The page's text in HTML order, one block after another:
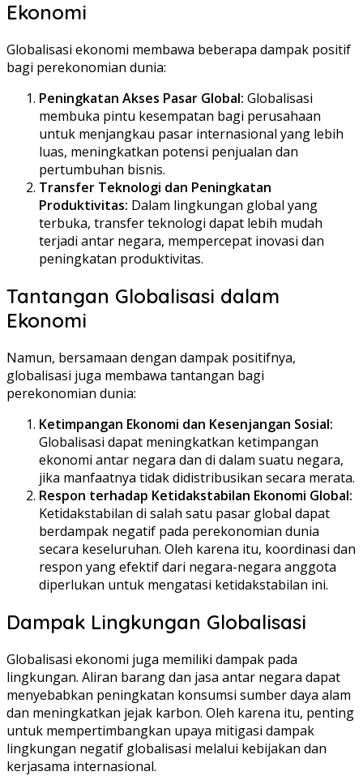
Ekonomi
Globalisasi ekonomi membawa beberapa dampak positif
bagi perekonomian dunia:
Peningkatan Akses Pasar Global: Globalisasi
membuka pintu kesempatan bagi perusahaan
untuk menjangkau pasar internasional yang lebih
luas, meningkatkan potensi penjualan dan
pertumbuhan bisnis.
Transfer Teknologi dan Peningkatan
Produktivitas: Dalam lingkungan global yang
terbuka, transfer teknologi dapat lebih mudah
terjadi antar negara, mempercepat inovasi dan
peningkatan produktivitas.
Tantangan Globalisasi dalam
Ekonomi
Namun, bersamaan dengan dampak positifnya,
globalisasi juga membawa tantangan bagi
perekonomian dunia:
Ketimpangan Ekonomi dan Kesenjangan Sosial:
Globalisasi dapat meningkatkan ketimpangan
ekonomi antar negara dan di dalam suatu negara,
jika manfaatnya tidak didistribusikan secara merata.
Respon terhadap Ketidakstabilan Ekonomi Global:
Ketidakstabilan di salah satu pasar global dapat
berdampak negatif pada perekonomian dunia
secara keseluruhan. Oleh karena itu, koordinasi dan
respon yang efektif dari negara-negara anggota
diperlukan untuk mengatasi ketidakstabilan ini.
Dampak Lingkungan Globalisasi
Globalisasi ekonomi juga memiliki dampak pada
lingkungan. Aliran barang dan jasa antar negara dapat
menyebabkan peningkatan konsumsi sumber daya alam
dan meningkatkan jejak karbon. Oleh karena itu, penting
untuk mempertimbangkan upaya mitigasi dampak
lingkungan negatif globalisasi melalui kebijakan dan
kerjasama internasional.